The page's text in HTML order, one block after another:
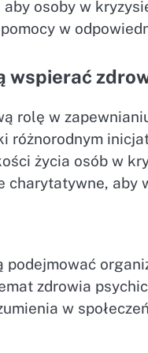
osoby w
w
rolę w
różnorodnym
życia osób w
charytatywne, aby
podejmować
zdrowia
w